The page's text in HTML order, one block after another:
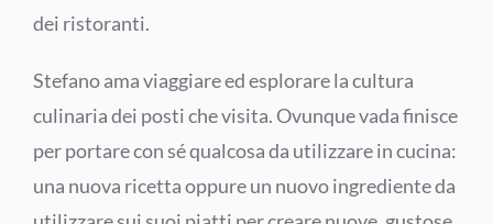
dei ristoranti.
Stefano ama viaggiare ed esplorare la cultura
culinaria dei posti che visita. Ovunque vada finisce
per portare con sé qualcosa da utilizzare in cucina:
una nuova ricetta oppure un nuovo ingrediente da